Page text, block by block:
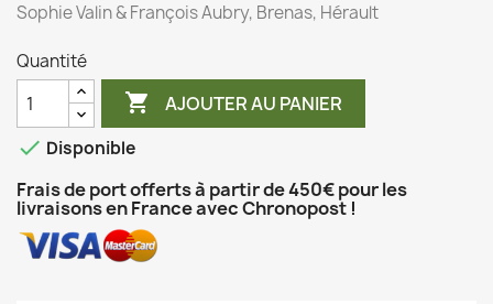
Sophie Valin & François Aubry, Brenas, Hérault
Quantité
 AJOUTER AU PANIER
 Disponible
Frais de port offerts à partir de 450€ pour les
livraisons en France avec Chronopost !